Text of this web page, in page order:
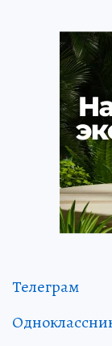
Телеграм